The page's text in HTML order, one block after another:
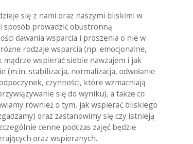
się z nami oraz naszymi bliskimi w
sposób prowadzić obustronną
dawania wsparcia i proszenia o nie w
rodzaje wsparcia (np. emocjonalne,
wspierać siebie nawzajem i jak
(m.in. stabilizacja, normalizacja, odwołanie
czynności, które wzmacniają
się do wyniku), a także co
również o tym, jak wspierać bliskiego
oraz zastanowimy się czy istnieją
cenne podczas zajęć będzie
oraz wspieranych.